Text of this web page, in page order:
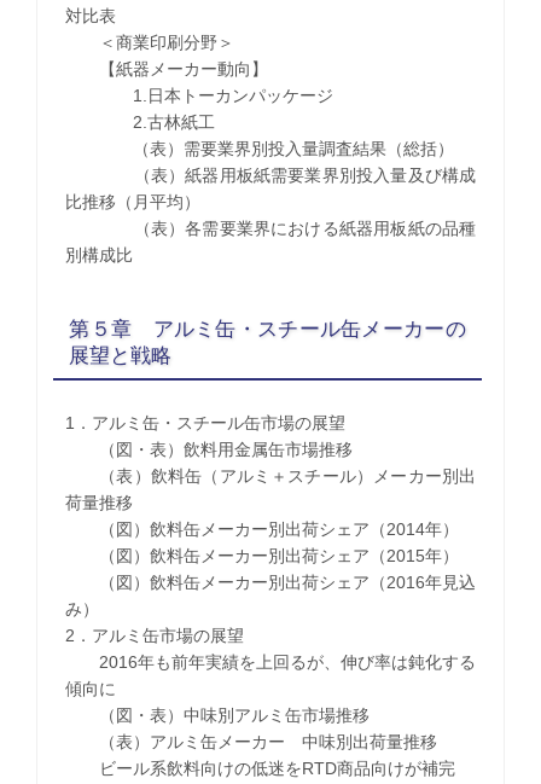
対比表
＜商業印刷分野＞
【紙器メーカー動向】
1.日本トーカンパッケージ
2.古林紙工
（表）需要業界別投入量調査結果（総括）
（表）紙器用板紙需要業界別投入量及び構成
比推移（月平均）
（表）各需要業界における紙器用板紙の品種
別構成比
第５章 アルミ缶・スチール缶メーカーの
展望と戦略
1．アルミ缶・スチール缶市場の展望
（図・表）飲料用金属缶市場推移
（表）飲料缶（アルミ＋スチール）メーカー別出
荷量推移
（図）飲料缶メーカー別出荷シェア（2014年）
（図）飲料缶メーカー別出荷シェア（2015年）
（図）飲料缶メーカー別出荷シェア（2016年見込
み）
2．アルミ缶市場の展望
2016年も前年実績を上回るが、伸び率は鈍化する
傾向に
（図・表）中味別アルミ缶市場推移
（表）アルミ缶メーカー 中味別出荷量推移
ビール系飲料向けの低迷をRTD商品向けが補完